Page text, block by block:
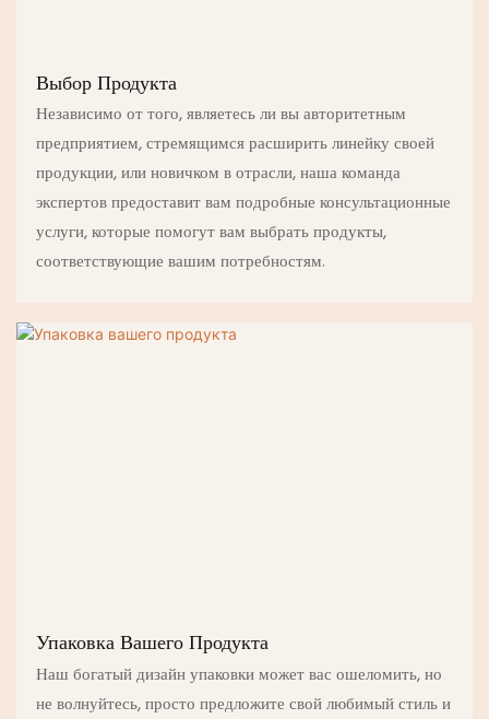
Выбор Продукта
Независимо от того, являетесь ли вы авторитетным
предприятием, стремящимся расширить линейку своей
продукции, или новичком в отрасли, наша команда
экспертов предоставит вам подробные консультационные
услуги, которые помогут вам выбрать продукты,
соответствующие вашим потребностям.
Упаковка Вашего Продукта
Наш богатый дизайн упаковки может вас ошеломить, но
не волнуйтесь, просто предложите свой любимый стиль и